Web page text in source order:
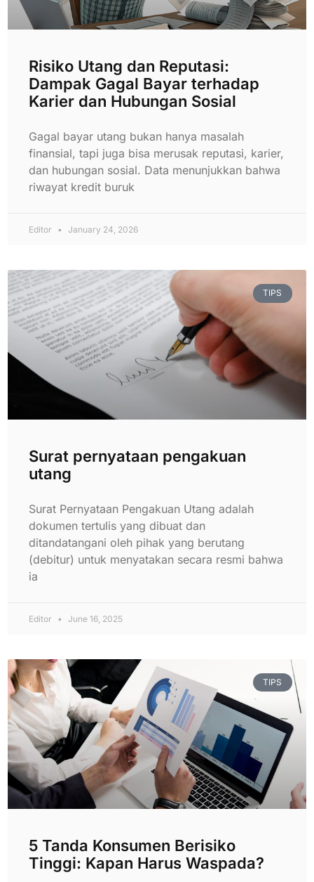
Risiko Utang dan Reputasi:
Dampak Gagal Bayar terhadap
Karier dan Hubungan Sosial
Gagal bayar utang bukan hanya masalah
finansial, tapi juga bisa merusak reputasi, karier,
dan hubungan sosial. Data menunjukkan bahwa
riwayat kredit buruk
Editor January 24, 2026
TIPS
Surat pernyataan pengakuan
utang
Surat Pernyataan Pengakuan Utang adalah
dokumen tertulis yang dibuat dan
ditandatangani oleh pihak yang berutang
(debitur) untuk menyatakan secara resmi bahwa
ia
Editor June 16, 2025
TIPS
5 Tanda Konsumen Berisiko
Tinggi: Kapan Harus Waspada?